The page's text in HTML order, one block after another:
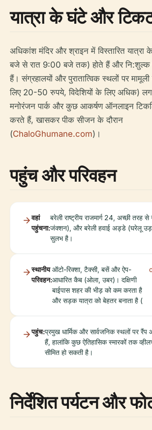
यात्रा के घंटे और
अधिकांश मंदिर और श्राइन में विस्तारित
बजे से रात 9:00 बजे तक) होते हैं और नि:शुल्क
हैं। संग्रहालयों और पुरातात्विक स्थलों पर
लिए 20-50 रुपये, विदेशियों के लिए अधिक)
मनोरंजन पार्क और कुछ आकर्षण ऑनलाइन
करते हैं, खासकर पीक सीजन के दौरान
(ChaloGhumane.com)।
पहुंच और परिवहन
वहां
पहुंचना:
बरेली राष्ट्रीय राजमार्ग 24, अच्छी तरह
जंक्शन), और बरेली हवाई अड्डे (घरेलू
सुलभ है।
स्थानीय
परिवहन:
ऑटो-रिक्शा, टैक्सी, बसें और ऐप-
आधारित कैब (ओला, उबर)। दक्षिणी
बाईपास शहर की भीड़ को कम करता है
और सड़क यात्रा को बेहतर बनाता है (
पहुंच:प्रमुख धार्मिक और सार्वजनिक स्थलों पर
हैं, हालांकि कुछ ऐतिहासिक स्मारकों तक
सीमित हो सकती है।
निर्देशित पर्यटन और